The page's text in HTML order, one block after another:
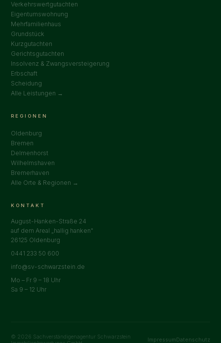
Verkehrswertgutachten
Eigentumswohnung
Mehrfamilienhaus
Grundstück
Kurzgutachten
Gerichtsgutachten
Insolvenz & Zwangsversteigerung
Erbschaft
Scheidung
Alle Leistungen →
REGIONEN
Oldenburg
Bremen
Delmenhorst
Wilhelmshaven
Bremerhaven
Alle Orte & Regionen →
KONTAKT
August-Hanken-Straße 24
auf dem Areal „hallig hanken"
26125 Oldenburg
0441 233 50 600
info@sv-schwarzstein.de
Mo – Fr 9 – 18 Uhr
Sa 9 – 12 Uhr
© 2026 Sachverständigenagentur Schwarzstein
Impressum Datenschutz